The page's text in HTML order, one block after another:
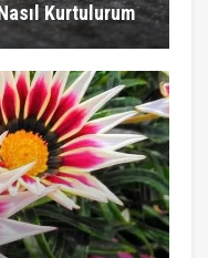
Kurtulurum